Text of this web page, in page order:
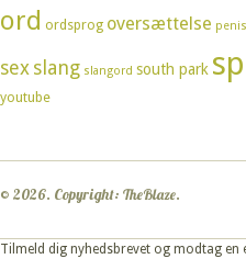
ord ordsprog oversættelse penis
sexslang slangord south park
youtube
© 2026. Copyright: TheBlaze.
Tilmeld dig nyhedsbrevet og modtag